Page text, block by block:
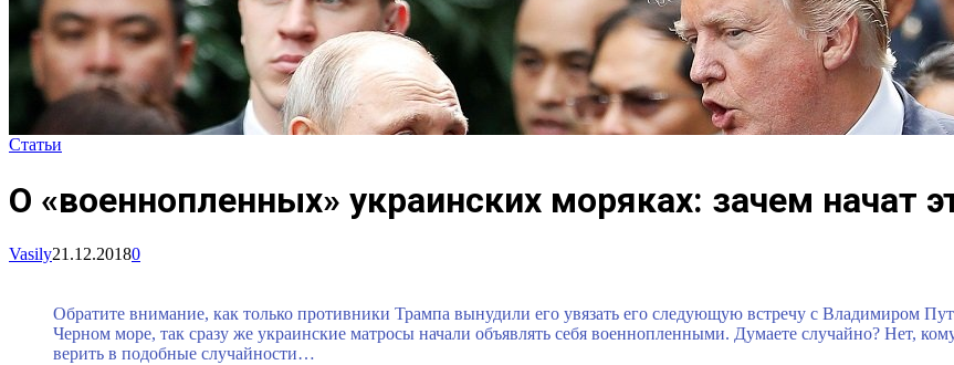
Статьи
О «военнопленных» украинских моряках: зачем начат
Vasily21.12.20180
Обратите внимание, как только противники Трампа вынудили его увязать его следующую встречу с Владимиром
Черном море, так сразу же украинские матросы начали объявлять себя военнопленными. Думаете случайно? Нет,
верить в подобные случайности…